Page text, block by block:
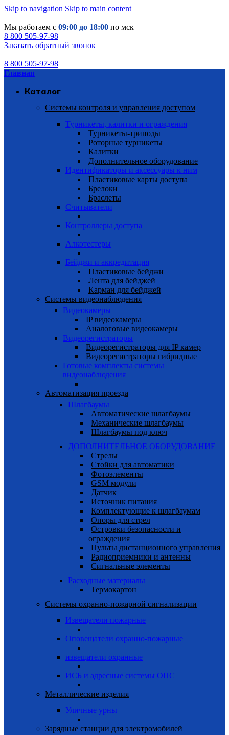
Skip to navigation Skip to main content
Мы работаем с 09:00 до 18:00 по мск
8 800 505-97-98
Заказать обратный звонок
8 800 505-97-98
Главная
Каталог
Системы контроля и управления доступом
Турникеты, калитки и ограждения
Турникеты-триподы
Роторные турникеты
Калитки
Дополнительное оборудование
Идентификаторы и аксессуары к ним
Пластиковые карты доступа
Брелоки
Браслеты
Считыватели
Контроллеры доступа
Алкотестеры
Бейджи и аккредитация
Пластиковые бейджи
Лента для бейджей
Карман для бейджей
Системы видеонаблюдения
Видеокамеры
IP видеокамеры
Аналоговые видеокамеры
Видеорегистраторы
Видеорегистраторы для IP камер
Видеорегистраторы гибридные
Готовые комплекты системы
видеонаблюдения
Автоматизация проезда
Шлагбаумы
Автоматические шлагбаумы
Механические шлагбаумы
Шлагбаумы под ключ
ДОПОЛНИТЕЛЬНОЕ ОБОРУДОВАНИЕ
Стрелы
Cтойки для автоматики
Фотоэлементы
GSM модули
Датчик
Источник питания
Комплектующие к шлагбаумам
Опоры для стрел
Островки безопасности и
ограждения
Пульты дистанционного управления
Радиоприемники и антенны
Сигнальные элементы
Расходные материалы
Термокартон
Системы охранно-пожарной сигнализации
Извещатели пожарные
Оповещатели охранно-пожарные
извещатели охранные
ИСБ и адресные системы ОПС
Металлические изделия
Уличные урны
Зарядные станции для электромобилей